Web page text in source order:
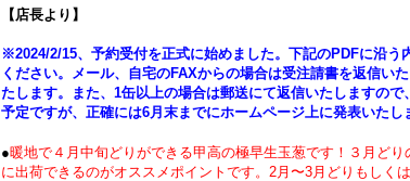
【店長より】
※2024/2/15、予約受付を正式に始めました。下記のPDFに沿う
ください。メール、自宅のFAXからの場合は受注請書を返信い
たします。また、1缶以上の場合は郵送にて返信いたしますの
予定ですが、正確には6月末までにホームページ上に発表いたし
●暖地で４月中旬どりができる甲高の極早生玉葱です！３月ど
に出荷できるのがオススメポイントです。2月〜3月どりもしく